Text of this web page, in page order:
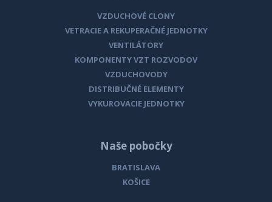
VZDUCHOVÉ CLONY
VETRACIE A REKUPERAČNÉ JEDNOTKY
VENTILÁTORY
KOMPONENTY VZT ROZVODOV
VZDUCHOVODY
DISTRIBUČNÉ ELEMENTY
VYKUROVACIE JEDNOTKY
Naše pobočky
BRATISLAVA
KOŠICE